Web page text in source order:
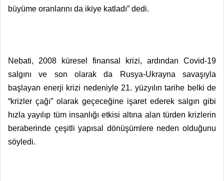
büyüme oranlarını da ikiye katladı” dedi.
Nebati, 2008 küresel finansal krizi, ardından Covid-19
salgını ve son olarak da Rusya-Ukrayna savaşıyla
başlayan enerji krizi nedeniyle 21. yüzyılın tarihe belki de
“krizler çağı” olarak geçeceğine işaret ederek salgın gibi
hızla yayılıp tüm insanlığı etkisi altına alan türden krizlerin
beraberinde çeşitli yapısal dönüşümlere neden olduğunu
söyledi.